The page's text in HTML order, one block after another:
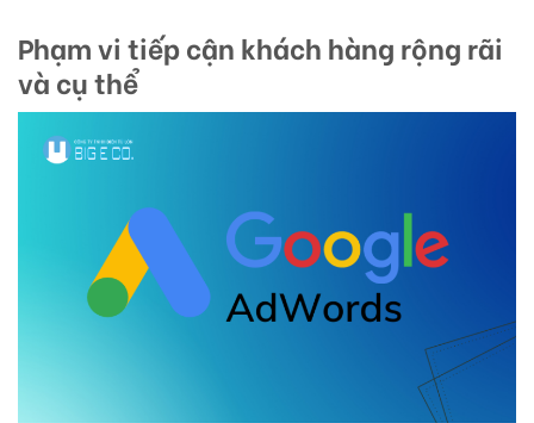
Phạm vi tiếp cận khách hàng rộng rãi
và cụ thể